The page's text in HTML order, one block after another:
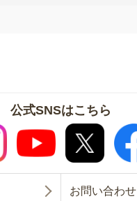
公式SNSはこちら
お問い合わせ